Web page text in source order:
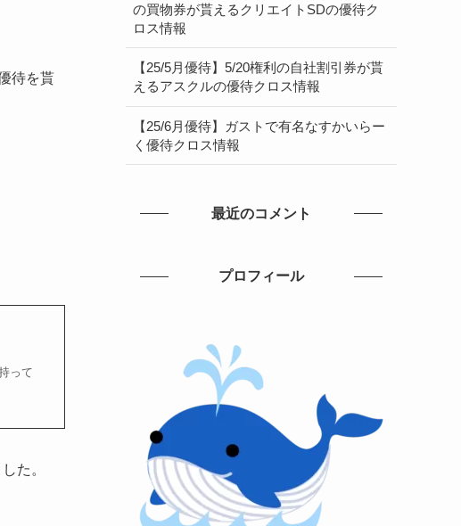
待を貰
って
た。
の買物券が貰えるクリエイトSDの優待ク
ロス情報
【25/5月優待】5/20権利の自社割引券が貰
えるアスクルの優待クロス情報
【25/6月優待】ガストで有名なすかいらー
く優待クロス情報
最近のコメント
プロフィール